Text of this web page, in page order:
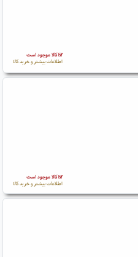
کالا موجود است
اطلاعات بیشتر و خرید کالا
کالا موجود است
اطلاعات بیشتر و خرید کالا